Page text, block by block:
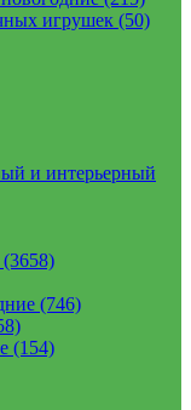
игрушек (50)
и интерьерный
(746)
(154)